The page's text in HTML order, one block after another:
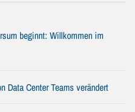
beginnt: Willkommen im
Data Center Teams verändert